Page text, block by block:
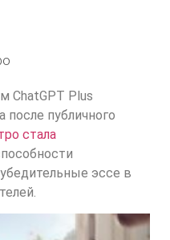
ChatGPT Plus
после публичного
стала
эссе в